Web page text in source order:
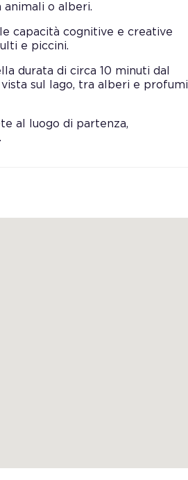
o alberi.
capacità cognitive e creative
e piccini.
durata di circa 10 minuti dal
sul lago, tra alberi e profumi
al luogo di partenza,